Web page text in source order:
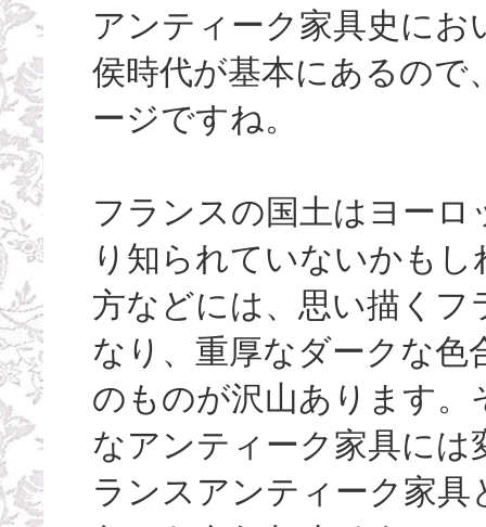
アンティーク家具史に
侯時代が基本にあるので
ージですね。
フランスの国土はヨー
り知られていないかも
方などには、思い描く
なり、重厚なダークな色
のものが沢山あります
なアンティーク家具に
ランスアンティーク家